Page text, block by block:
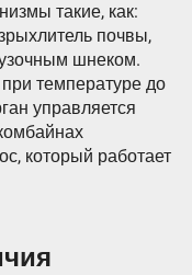
такие, как:
почвы,
шнеком.
температуре до
управляется
который работает